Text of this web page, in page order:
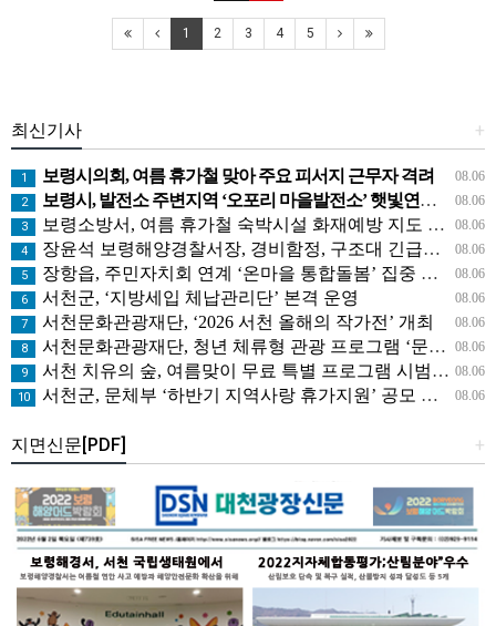
1 2 3 4 5
+
최신기사
08.06
1 보령시의회, 여름 휴가철 맞아 주요 피서지 근무자 격려
08.06
2 보령시, 발전소 주변지역 ‘오포리 마을발전소’ 햇빛연금 시범모델 선보인다!
08.06
3 보령소방서, 여름 휴가철 숙박시설 화재예방 지도 나서
08.06
4 장윤석 보령해양경찰서장, 경비함정, 구조대 긴급대응태세 지휘관 현장점검
08.06
5 장항읍, 주민자치회 연계 ‘온마을 통합돌봄’ 집중 홍보
08.06
6 서천군, ‘지방세입 체납관리단’ 본격 운영
08.06
7 서천문화관광재단, ‘2026 서천 올해의 작가전’ 개최
08.06
8 서천문화관광재단, 청년 체류형 관광 프로그램 ‘문득, 서천’ 운영
08.06
9 서천 치유의 숲, 여름맞이 무료 특별 프로그램 시범 운영
08.06
10 서천군, 문체부 ‘하반기 지역사랑 휴가지원’ 공모 선정
+
지면신문[PDF]